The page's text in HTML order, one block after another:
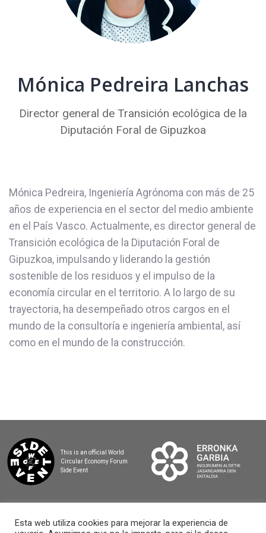
Mónica Pedreira Lanchas
Director general de Transición ecológica de la
Diputación Foral de Gipuzkoa
Mónica Pedreira, Ingeniería Agrónoma con más de 25
años de experiencia en el sector del medio ambiente
en el País Vasco. Actualmente, es director general de
Transición ecológica de la Diputación Foral de
Gipuzkoa, impulsando y liderando la gestión
sostenible de los residuos y el impulso de la
economía circular en el territorio. A lo largo de su
trayectoria, ha desempeñado otros cargos en el
mundo de la consultoría e ingeniería ambiental, así
como en el mundo de la construcción.
This is an official World
Circular Economy Forum
Side Event
Esta web utiliza cookies para mejorar la experiencia de